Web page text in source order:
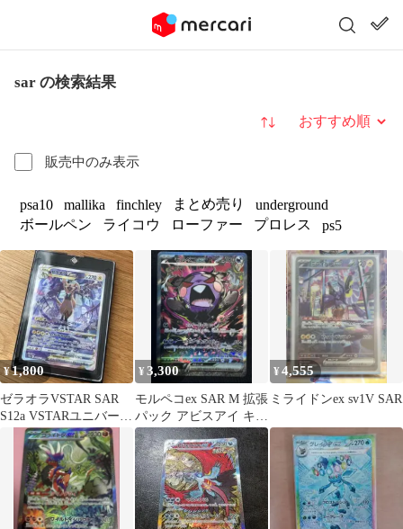
sar の検索結果
販売中のみ表示
並び替え
psa10 mallika finchley まとめ売り
underground
ボールペン
ライコウ ローファー プロレス ps5
¥1,800
ゼラオラVSTAR SAR
S12a VSTARユニバース
220/172
¥3,300
モルペコex SAR M 拡張
パック アビスアイ キラ
115/081
¥4,555
ミライドンex sv1V SAR